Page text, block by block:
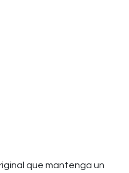
que mantenga un